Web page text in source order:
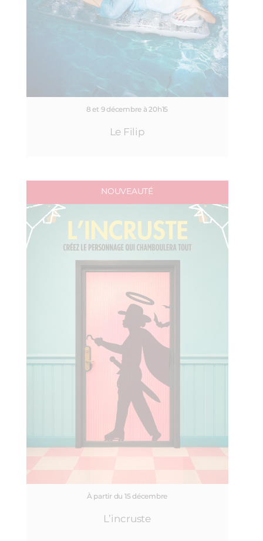
8 et 9 décembre à 20h15
Le Filip
NOUVEAUTÉ
À partir du 15 décembre
L’incruste